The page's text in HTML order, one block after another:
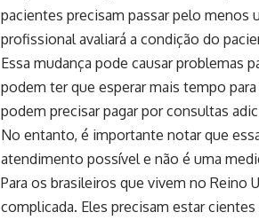
pacientes precisam passar pelo menos
profissional avaliará a condição do
Essa mudança pode causar problemas
podem ter que esperar mais tempo
podem precisar pagar por consultas
No entanto, é importante notar que
atendimento possível e não é uma
Para os brasileiros que vivem no Reino
complicada. Eles precisam estar